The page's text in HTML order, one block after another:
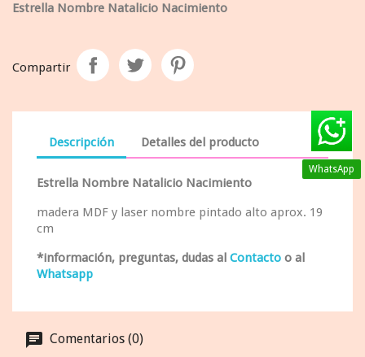
Estrella Nombre Natalicio Nacimiento
Compartir
Descripción Detalles del producto
Estrella Nombre Natalicio Nacimiento
madera MDF y laser nombre pintado alto aprox. 19
cm
*información, preguntas, dudas al Contacto o al
Whatsapp
Comentarios (0)
WhatsApp